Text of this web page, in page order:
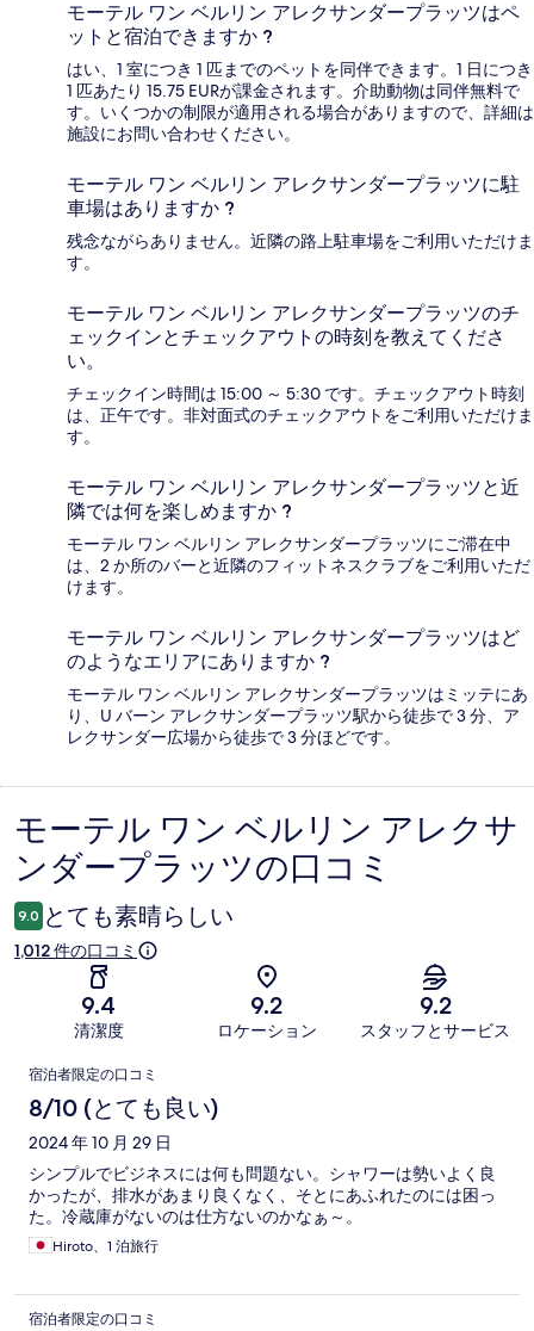
モーテル ワン ベルリン アレクサンダープラッツはペ
ットと宿泊できますか ?
はい、1 室につき 1 匹までのペットを同伴できます。1 日につき
1 匹あたり 15.75 EURが課金されます。介助動物は同伴無料で
す。いくつかの制限が適用される場合がありますので、詳細は
施設にお問い合わせください。
モーテル ワン ベルリン アレクサンダープラッツに駐
車場はありますか ?
残念ながらありません。近隣の路上駐車場をご利用いただけま
す。
モーテル ワン ベルリン アレクサンダープラッツのチ
ェックインとチェックアウトの時刻を教えてくださ
い。
チェックイン時間は 15:00 ～ 5:30 です。チェックアウト時刻
は、正午です。非対面式のチェックアウトをご利用いただけま
す。
モーテル ワン ベルリン アレクサンダープラッツと近
隣では何を楽しめますか ?
モーテル ワン ベルリン アレクサンダープラッツにご滞在中
は、2 か所のバーと近隣のフィットネスクラブをご利用いただ
けます。
モーテル ワン ベルリン アレクサンダープラッツはど
のようなエリアにありますか ?
モーテル ワン ベルリン アレクサンダープラッツはミッテにあ
り、U バーン アレクサンダープラッツ駅から徒歩で 3 分、ア
レクサンダー広場から徒歩で 3 分ほどです。
口
コ
ミ
モーテル ワン ベルリン アレクサ
ンダープラッツの口コミ
9.0 とても素晴らしい
1,012 件の口コミ
9.4
清潔度
9.2
ロケーション
9.2
スタッフとサービス
口
コ
ミ
宿泊者限定の口コミ
8/10 (とても良い)
2024 年 10 月 29 日
シンプルでビジネスには何も問題ない。シャワーは勢いよく良
かったが、排水があまり良くなく、そとにあふれたのには困っ
た。冷蔵庫がないのは仕方ないのかなぁ～。
Hiroto、1 泊旅行
宿泊者限定の口コミ